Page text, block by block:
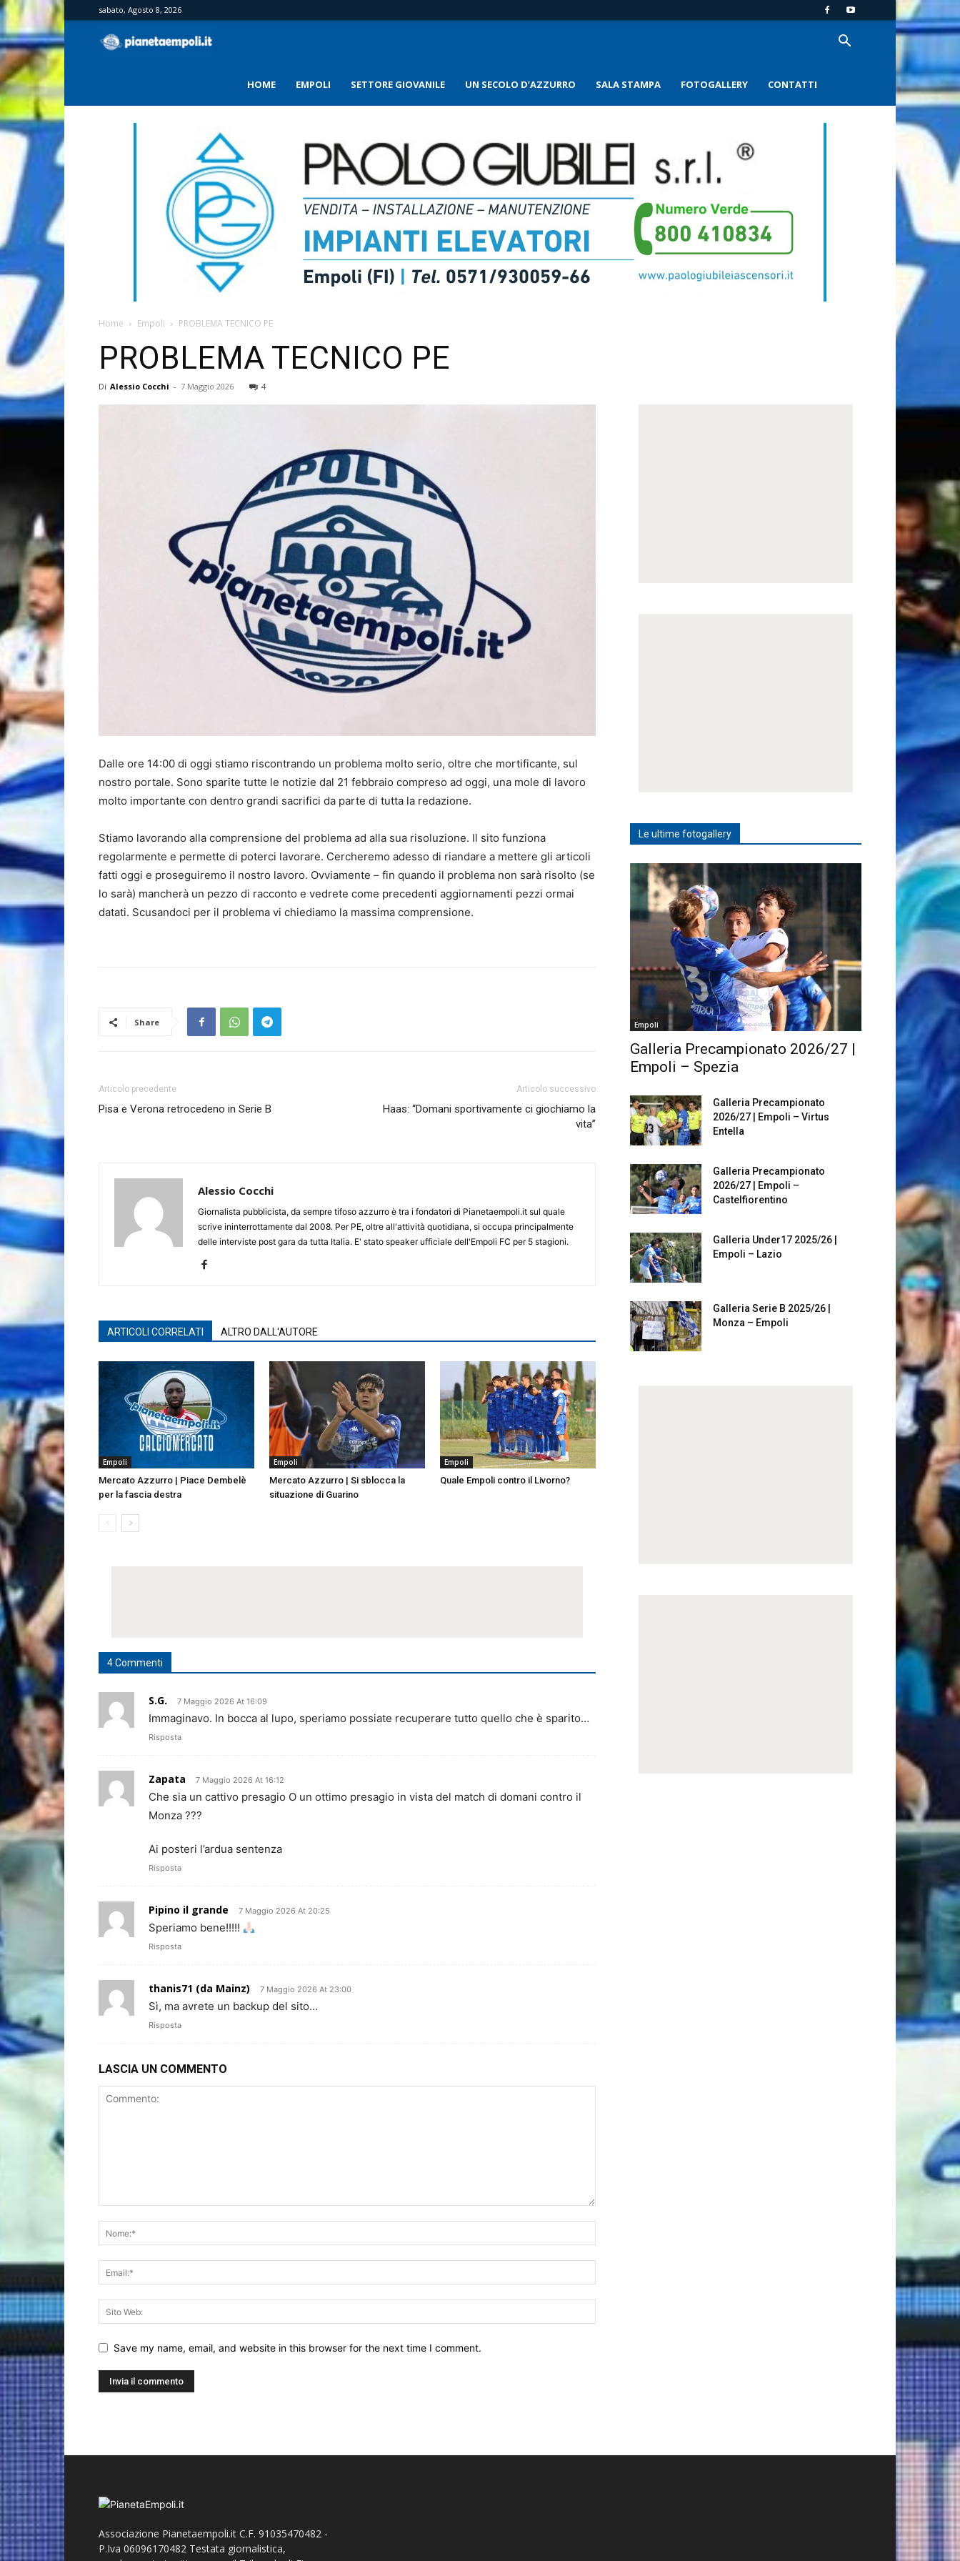
sabato, Agosto 8, 2026
HOME EMPOLI SETTORE GIOVANILE UN SECOLO D’AZZURRO SALA STAMPA FOTOGALLERY CONTATTI
Home Empoli PROBLEMA TECNICO PE
PROBLEMA TECNICO PE
Di Alessio Cocchi - 7 Maggio 2026 4
Dalle ore 14:00 di oggi stiamo riscontrando un problema molto serio, oltre che mortificante, sul
nostro portale. Sono sparite tutte le notizie dal 21 febbraio compreso ad oggi, una mole di lavoro
molto importante con dentro grandi sacrifici da parte di tutta la redazione.
Stiamo lavorando alla comprensione del problema ad alla sua risoluzione. Il sito funziona
regolarmente e permette di poterci lavorare. Cercheremo adesso di riandare a mettere gli articoli
fatti oggi e proseguiremo il nostro lavoro. Ovviamente – fin quando il problema non sarà risolto (se
lo sarà) mancherà un pezzo di racconto e vedrete come precedenti aggiornamenti pezzi ormai
datati. Scusandoci per il problema vi chiediamo la massima comprensione.
Share
Articolo precedente
Pisa e Verona retrocedeno in Serie B
Articolo successivo
Haas: “Domani sportivamente ci giochiamo la
vita”
Alessio Cocchi
Giornalista pubblicista, da sempre tifoso azzurro è tra i fondatori di Pianetaempoli.it sul quale
scrive ininterrottamente dal 2008. Per PE, oltre all'attività quotidiana, si occupa principalmente
delle interviste post gara da tutta Italia. E' stato speaker ufficiale dell'Empoli FC per 5 stagioni.
ARTICOLI CORRELATI ALTRO DALL'AUTORE
Empoli
Mercato Azzurro | Piace Dembelè
per la fascia destra
Empoli
Mercato Azzurro | Si sblocca la
situazione di Guarino
Empoli
Quale Empoli contro il Livorno?
4 Commenti
S.G. 7 Maggio 2026 At 16:09
Immaginavo. In bocca al lupo, speriamo possiate recuperare tutto quello che è sparito…
Risposta
Zapata 7 Maggio 2026 At 16:12
Che sia un cattivo presagio O un ottimo presagio in vista del match di domani contro il
Monza ???
Ai posteri l’ardua sentenza
Risposta
Pipino il grande 7 Maggio 2026 At 20:25
Speriamo bene!!!!!
Risposta
thanis71 (da Mainz) 7 Maggio 2026 At 23:00
Sì, ma avrete un backup del sito…
Risposta
LASCIA UN COMMENTO
Save my name, email, and website in this browser for the next time I comment.
Le ultime fotogallery
Empoli
Galleria Precampionato 2026/27 |
Empoli – Spezia
Galleria Precampionato
2026/27 | Empoli – Virtus
Entella
Galleria Precampionato
2026/27 | Empoli –
Castelfiorentino
Galleria Under17 2025/26 |
Empoli – Lazio
Galleria Serie B 2025/26 |
Monza – Empoli
Associazione Pianetaempoli.it C.F. 91035470482 -
P.Iva 06096170482 Testata giornalistica,